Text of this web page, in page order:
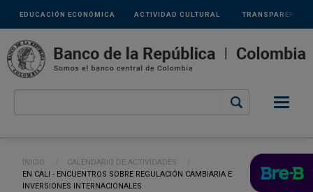
Pasar al contenido principal
Links
secundarios
ACTIVIDAD CULTURAL
EDUCACIÓN ECONÓMICA TRANSPARENCIA
Ruta de navegación
INICIO
CALENDARIO DE ACTIVIDADES
CURRENT:
EN CALI - ENCUENTROS SOBRE REGULACIÓN CAMBIARIA E
INVERSIONES INTERNACIONALES